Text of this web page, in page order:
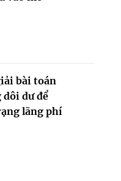
bài toán
dôi dư để
lãng phí